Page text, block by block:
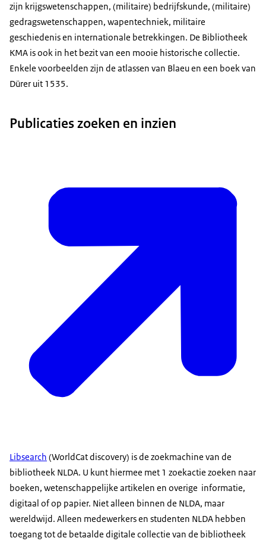
zijn krijgswetenschappen, (militaire) bedrijfskunde, (militaire)
gedragswetenschappen, wapentechniek, militaire
geschiedenis en internationale betrekkingen. De Bibliotheek
KMA is ook in het bezit van een mooie historische collectie.
Enkele voorbeelden zijn de atlassen van Blaeu en een boek van
Dürer uit 1535.
Publicaties zoeken en inzien
Libsearch (WorldCat discovery) is de zoekmachine van de
bibliotheek NLDA. U kunt hiermee met 1 zoekactie zoeken naar
boeken, wetenschappelijke artikelen en overige informatie,
digitaal of op papier. Niet alleen binnen de NLDA, maar
wereldwijd. Alleen medewerkers en studenten NLDA hebben
toegang tot de betaalde digitale collectie van de bibliotheek